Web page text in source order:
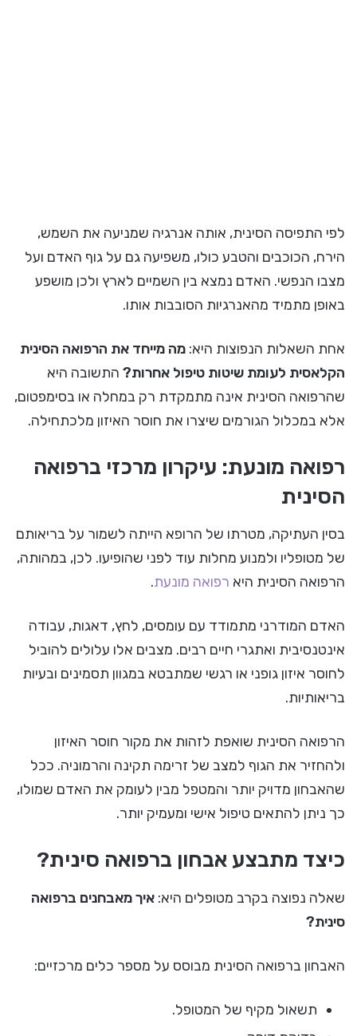
לפי התפיסה הסינית, אותה אנרגיה שמניעה את השמש,
הירח, הכוכבים והטבע כולו, משפיעה גם על גוף האדם ועל
מצבו הנפשי. האדם נמצא בין השמיים לארץ ולכן מושפע
באופן מתמיד מהאנרגיות הסובבות אותו.
אחת השאלות הנפוצות היא: מה מייחד את הרפואה הסינית
הקלאסית לעומת שיטות טיפול אחרות? התשובה היא
שהרפואה הסינית אינה מתמקדת רק במחלה או בסימפטום,
אלא במכלול הגורמים שיצרו את חוסר האיזון מלכתחילה.
רפואה מונעת: עיקרון מרכזי ברפואה
הסינית
בסין העתיקה, מטרתו של הרופא הייתה לשמור על בריאותם
של מטופליו ולמנוע מחלות עוד לפני שהופיעו. לכן, במהותה,
הרפואה הסינית היא רפואה מונעת.
האדם המודרני מתמודד עם עומסים, לחץ, דאגות, עבודה
אינטנסיבית ואתגרי חיים רבים. מצבים אלו עלולים להוביל
לחוסר איזון גופני או רגשי שמתבטא במגוון תסמינים ובעיות
בריאותיות.
הרפואה הסינית שואפת לזהות את מקור חוסר האיזון
ולהחזיר את הגוף למצב של זרימה תקינה והרמוניה. ככל
שהאבחון מדויק יותר והמטפל מבין לעומק את האדם שמולו,
כך ניתן להתאים טיפול אישי ומעמיק יותר.
כיצד מתבצע אבחון ברפואה סינית?
שאלה נפוצה בקרב מטופלים היא: איך מאבחנים ברפואה
סינית?
האבחון ברפואה הסינית מבוסס על מספר כלים מרכזיים:
תשאול מקיף של המטופל.